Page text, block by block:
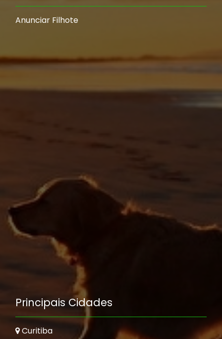
Anunciar Filhote
Principais Cidades
Curitiba